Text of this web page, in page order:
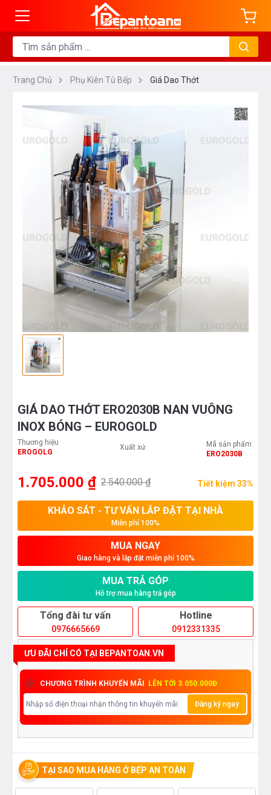
Trang Chủ Phụ Kiên Tủ Bếp Giá Dao Thớt
GIÁ DAO THỚT ERO2030B NAN VUÔNG
INOX BÓNG – EUROGOLD
Thương hiệu
EROGOLG
Xuất xứ
Mã sản phẩm
ERO2030B
1.705.000 ₫ 2.540.000 ₫ Tiết kiệm 33%
KHẢO SÁT - TƯ VẤN LẮP ĐẶT TẠI NHÀ
Miễn phí 100%
MUA NGAY
Giao hàng và lắp đặt miễn phí 100%
MUA TRẢ GÓP
Hỗ trợ mua hàng trả góp
Tổng đài tư vấn
0976665669
Hotline
0912331335
ƯU ĐÃI CHỈ CÓ TẠI BEPANTOAN.VN
CHƯƠNG TRÌNH KHUYẾN MÃI LÊN TỚI 3.050.000Đ
Đăng ký ngay
TẠI SAO MUA HÀNG Ở BẾP AN TOÀN